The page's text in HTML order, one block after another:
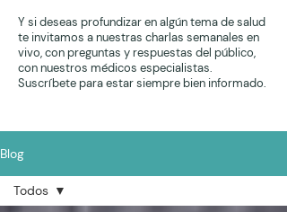
Y si deseas profundizar en algún tema de salud
te invitamos a nuestras charlas semanales en
vivo, con preguntas y respuestas del público,
con nuestros médicos especialistas.
Suscríbete para estar siempre bien informado.
Blog
Todos